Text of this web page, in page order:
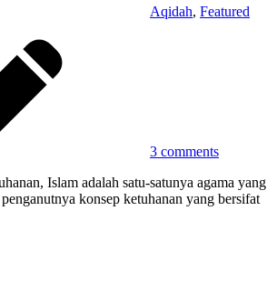
Aqidah, Featured
3 comments
Islam adalah satu-satunya agama yang
konsep ketuhanan yang bersifat